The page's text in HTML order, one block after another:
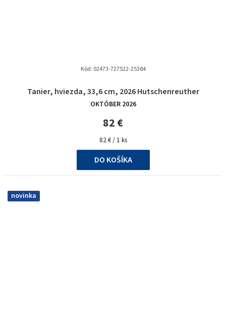
Tanier, hviezda, 33,6 cm, 2026 Hutschenreuther
OKTÓBER 2026
82 €
Jednotková
cena:
82 € / 1 ks
DO KOŠÍKA
Kód: 02473-727522-25384
novinka